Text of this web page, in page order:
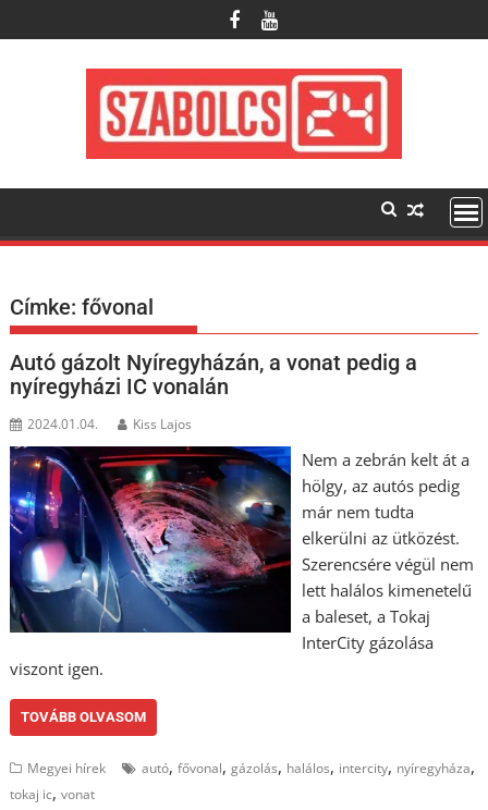
to
Címke:fővonal
Autó gázolt Nyíregyházán, a vonat pedig a
nyíregyházi IC vonalán
2024.01.04. Kiss Lajos
Nem a zebrán kelt át a
hölgy, az autós pedig
már nem tudta
elkerülni az ütközést.
Szerencsére végül nem
lett halálos kimenetelű
a baleset, a Tokaj
InterCity gázolása
viszont igen.
TOVÁBB OLVASOM
Megyei hírek autó,fővonal,gázolás, halálos, intercity, nyíregyháza,
tokaj ic,vonat